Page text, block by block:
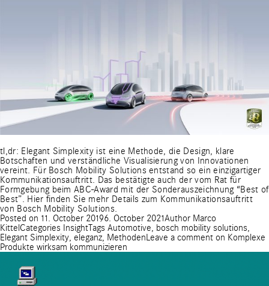
tl,dr: Elegant Simplexity ist eine Methode, die Design, klare
Botschaften und verständliche Visualisierung von Innovationen
vereint. Für Bosch Mobility Solutions entstand so ein einzigartiger
Kommunikationsauftritt. Das bestätigte auch der vom Rat für
Formgebung beim ABC-Award mit der Sonderauszeichnung “Best of
Best”. Hier finden Sie mehr Details zum Kommunikationsauftritt
von Bosch Mobility Solutions.
Posted on 11. October 20196. October 2021Author Marco
KittelCategories InsightTags Automotive, bosch mobility solutions,
Elegant Simplexity, eleganz, MethodenLeave a comment on Komplexe
Produkte wirksam kommunizieren